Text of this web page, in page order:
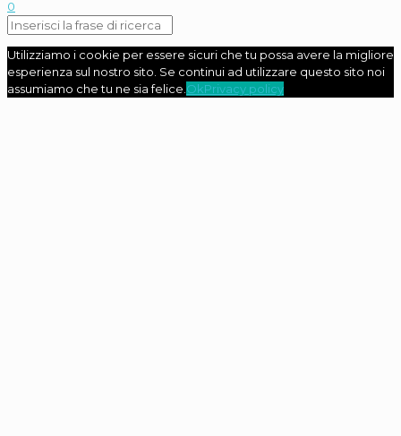
0
Utilizziamo i cookie per essere sicuri che tu possa avere la migliore
esperienza sul nostro sito. Se continui ad utilizzare questo sito noi
assumiamo che tu ne sia felice. OkPrivacy policy